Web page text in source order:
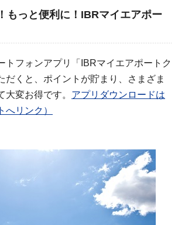
もっと便利に！IBRマイエアポー
トフォンアプリ「IBRマイエアポートク
だくと、ポイントが貯まり、さまざま
大変お得です。 アプリダウンロードは
へリンク）